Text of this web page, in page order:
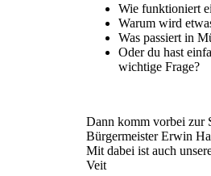
Wie funktioniert
Warum wird
Was passiert in
Oder du hast
wichtige Frage?
Dann komm vorbei zur
Bürgermeister Erwin
Mit dabei ist auch
Veit